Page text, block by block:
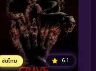
ซับไทย 6.1